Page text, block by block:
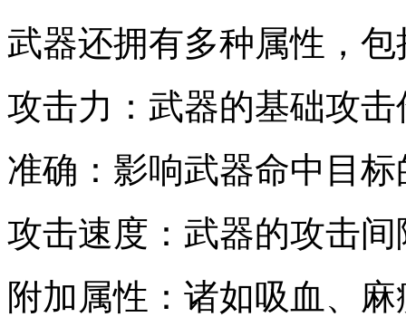
武器还拥有多种属性，包
攻击力：武器的基础攻击
准确：影响武器命中目标
攻击速度：武器的攻击间
附加属性：诸如吸血、